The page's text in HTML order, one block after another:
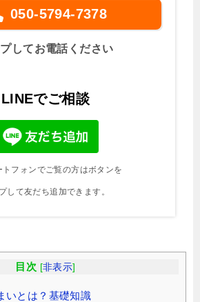
050-5794-7378
してお電話ください
LINEでご相談
フォンでご覧の方はボタンを
して友だち追加できます。
目次 [非表示]
いとは？基礎知識